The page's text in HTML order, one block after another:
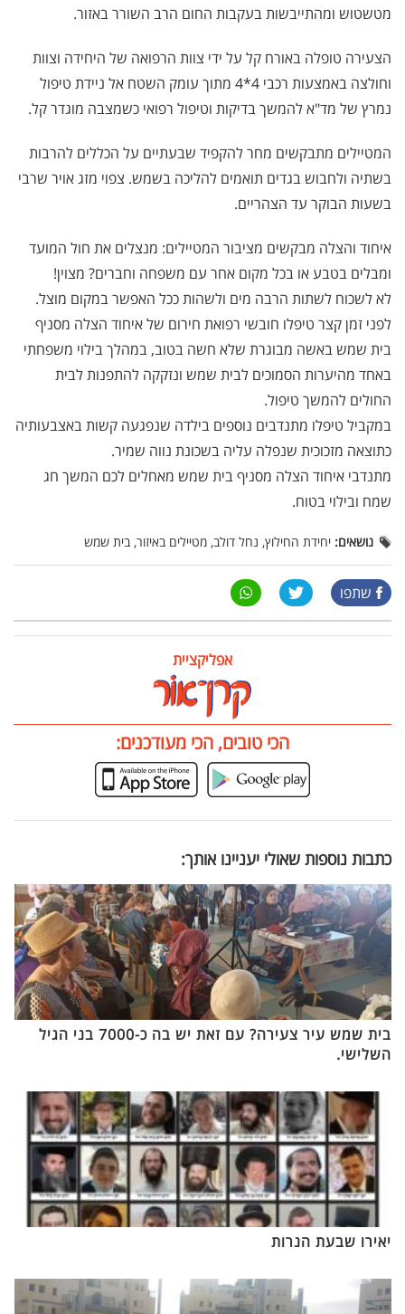
מטשטוש ומהתייבשות בעקבות החום הרב השורר באזור.
הצעירה טופלה באורח קל על ידי צוות הרפואה של היחידה וצוות
וחולצה באמצעות רכבי 4*4 מתוך עומק השטח אל ניידת טיפול
נמרץ של מד"א להמשך בדיקות וטיפול רפואי כשמצבה מוגדר קל.
המטיילים מתבקשים מחר להקפיד שבעתיים על הכללים להרבות
בשתיה ולחבוש בגדים תואמים להליכה בשמש. צפוי מזג אויר שרבי
בשעות הבוקר עד הצהריים.
איחוד והצלה מבקשים מציבור המטיילים: מנצלים את חול המועד
ומבלים בטבע או בכל מקום אחר עם משפחה וחברים? מצוין!
לא לשכוח לשתות הרבה מים ולשהות ככל האפשר במקום מוצל.
לפני זמן קצר טיפלו חובשי רפואת חירום של איחוד הצלה מסניף
בית שמש באשה מבוגרת שלא חשה בטוב, במהלך בילוי משפחתי
באחד מהיערות הסמוכים לבית שמש ונזקקה להתפנות לבית
החולים להמשך טיפול.
במקביל טיפלו מתנדבים נוספים בילדה שנפגעה קשות באצבעותיה
כתוצאה מזכוכית שנפלה עליה בשכונת נווה שמיר.
מתנדבי איחוד הצלה מסניף בית שמש מאחלים לכם המשך חג
שמח ובילוי בטוח.
נושאים: יחידת החילוץ, נחל דולב, מטיילים באיזור, בית שמש
שתפו
אפליקציית
הכי טובים, הכי מעודכנים:
כתבות נוספות שאולי יעניינו אותך:
בית שמש עיר צעירה? עם זאת יש בה כ-7000 בני הגיל
השלישי.
יאירו שבעת הנרות